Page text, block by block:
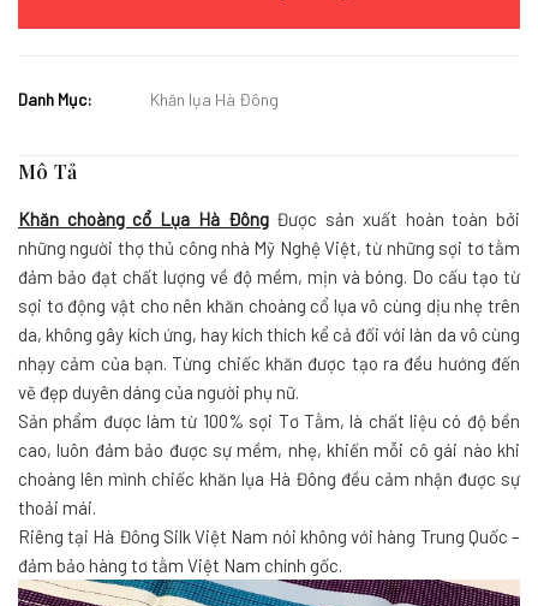
Danh Mục: Khăn lụa Hà Đông
Mô Tả
Khăn choàng cổ Lụa Hà ĐôngĐược sản xuất hoàn toàn bởi
những người thợ thủ công nhà Mỹ Nghệ Việt, từ những sợi tơ tằm
đảm bảo đạt chất lượng về độ mềm, mịn và bóng. Do cấu tạo từ
sợi tơ động vật cho nên khăn choàng cổ lụa vô cùng dịu nhẹ trên
da, không gây kích ứng, hay kích thích kể cả đối với làn da vô cùng
nhạy cảm của bạn. Từng chiếc khăn được tạo ra đều hướng đến
vẽ đẹp duyên dáng của người phụ nữ.
Sản phẩm được làm từ 100% sợi Tơ Tằm, là chất liệu có độ bền
cao, luôn đảm bảo được sự mềm, nhẹ, khiến mỗi cô gái nào khi
choàng lên mình chiếc khăn lụa Hà Đông đều cảm nhận được sự
thoải mái.
Riêng tại Hà Đông Silk Việt Nam nói không với hàng Trung Quốc –
đảm bảo hàng tơ tằm Việt Nam chính gốc.